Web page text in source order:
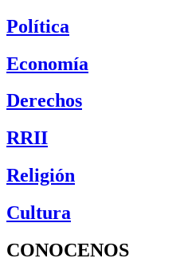
Política
Economía
Derechos
RRII
Religión
Cultura
CONOCENOS